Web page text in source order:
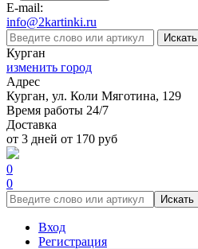
E-mail:
info@2kartinki.ru
Искать
Курган
изменить город
Адрес
Курган, ул. Коли Мяготина, 129
Время работы 24/7
Доставка
от 3 дней от 170 руб
0
0
Искать
Вход
Регистрация